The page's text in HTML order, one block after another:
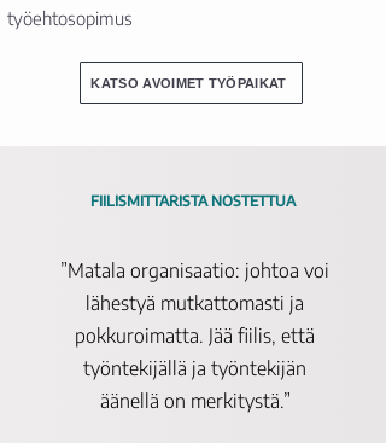
työehtosopimus
KATSO AVOIMET TYÖPAIKAT
FIILISMITTARISTA NOSTETTUA
”Matala organisaatio: johtoa voi
lähestyä mutkattomasti ja
pokkuroimatta. Jää fiilis, että
työntekijällä ja työntekijän
äänellä on merkitystä.​”